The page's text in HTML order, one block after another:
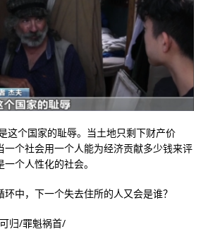
这个国家的耻辱。当土地只剩下财产价
一个社会用一个人能为经济贡献多少钱来评
个人性化的社会。
中，下一个失去住所的人又会是谁？
归/罪魁祸首/